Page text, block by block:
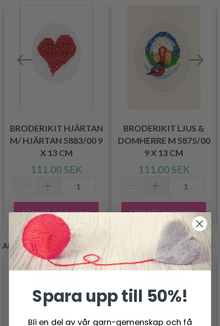
BRODERIKIT HJÄRTAN
M/ HJÄRTAN 5883/00 9
X 13 CM
111.00 SEK
Lägg till varukorgen
BRODERIKIT LJUS &
DOMHERRE M 5875/00
9 X 13 CM
111.00 SEK
Lägg till varukorgen
ANDRA KUNDER KÖPTE
- 19%
Spara upp till 50%!
Bli en del av vår garn-gemenskap och få